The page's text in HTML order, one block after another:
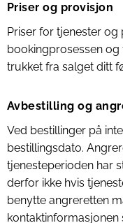
Priser og provisjon
Priser for tjenester
bookingprosessen og
trukket fra salget ditt
Avbestilling og
Ved bestillinger på
bestillingsdato.
tjenesteperioden har
derfor ikke hvis
benytte angreretten
kontaktinformasjonen